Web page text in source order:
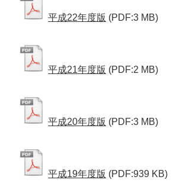
平成22年度版 (PDF:3 MB)
平成21年度版 (PDF:2 MB)
平成20年度版 (PDF:3 MB)
平成19年度版 (PDF:939 KB)